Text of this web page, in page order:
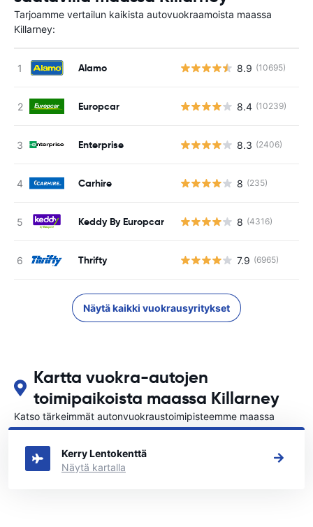
Tarjoamme vertailun kaikista autovuokraamoista maassa
Killarney:
Alamo 8.9 (10695)
Europcar 8.4 (10239)
Enterprise 8.3 (2406)
Carhire 8 (235)
Keddy By Europcar 8 (4316)
Thrifty 7.9 (6965)
Näytä kaikki vuokrausyritykset
Kartta vuokra-autojen
toimipaikoista maassa Killarney
Katso tärkeimmät autonvuokraustoimipisteemme maassa
Killarney
Kerry Lentokenttä
Näytä kartalla